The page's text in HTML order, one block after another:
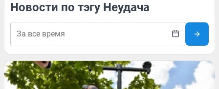
Новости по тэгу Неудача